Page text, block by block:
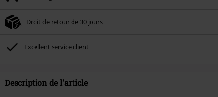
Droit de retour de 30 jours
Excellent service client
Description de l'article